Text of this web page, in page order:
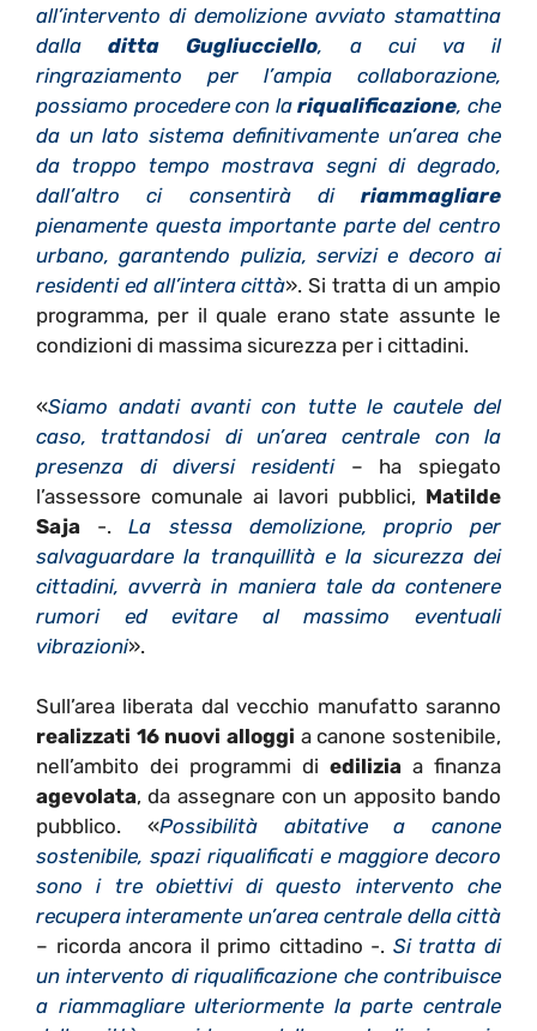
all’intervento di demolizione avviato stamattina
dalladitta Gugliucciello, a cui va il
ringraziamento per l’ampia collaborazione,
possiamo procedere con lariqualificazione, che
da un lato sistema definitivamente un’area che
da troppo tempo mostrava segni di degrado,
dall’altro ci consentirà di riammagliare
pienamente questa importante parte del centro
urbano, garantendo pulizia, servizi e decoro ai
residenti ed all’intera città». Si tratta di un ampio
programma, per il quale erano state assunte le
condizioni di massima sicurezza per i cittadini.
«Siamo andati avanti con tutte le cautele del
caso, trattandosi di un’area centrale con la
presenza di diversi residenti– ha spiegato
l’assessore comunale ai lavori pubblici, Matilde
Saja -.La stessa demolizione, proprio per
salvaguardare la tranquillità e la sicurezza dei
cittadini, avverrà in maniera tale da contenere
rumori ed evitare al massimo eventuali
vibrazioni».
Sull’area liberata dal vecchio manufatto saranno
realizzati 16 nuovi alloggi a canone sostenibile,
nell’ambito dei programmi di edilizia a finanza
agevolata, da assegnare con un apposito bando
pubblico. «Possibilità abitative a canone
sostenibile, spazi riqualificati e maggiore decoro
sono i tre obiettivi di questo intervento che
recupera interamente un’area centrale della città
– ricorda ancora il primo cittadino -. Si tratta di
un intervento di riqualificazione che contribuisce
a riammagliare ulteriormente la parte centrale